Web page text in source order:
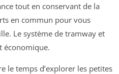
tout en conservant de la
en commun pour vous
Le système de tramway et
économique.
le temps d’explorer les petites